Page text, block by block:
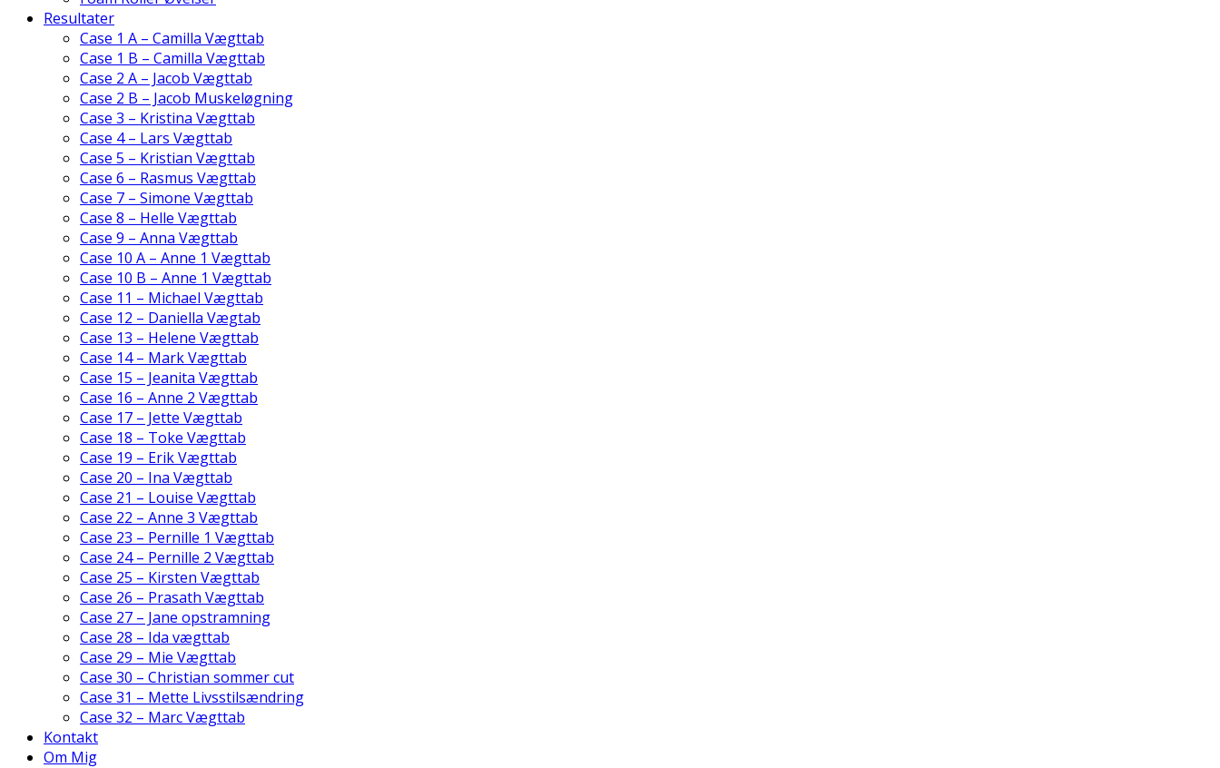
Resultater
Case 1 A – Camilla Vægttab
Case 1 B – Camilla Vægttab
Case 2 A – Jacob Vægttab
Case 2 B – Jacob Muskeløgning
Case 3 – Kristina Vægttab
Case 4 – Lars Vægttab
Case 5 – Kristian Vægttab
Case 6 – Rasmus Vægttab
Case 7 – Simone Vægttab
Case 8 – Helle Vægttab
Case 9 – Anna Vægttab
Case 10 A – Anne 1 Vægttab
Case 10 B – Anne 1 Vægttab
Case 11 – Michael Vægttab
Case 12 – Daniella Vægtab
Case 13 – Helene Vægttab
Case 14 – Mark Vægttab
Case 15 – Jeanita Vægttab
Case 16 – Anne 2 Vægttab
Case 17 – Jette Vægttab
Case 18 – Toke Vægttab
Case 19 – Erik Vægttab
Case 20 – Ina Vægttab
Case 21 – Louise Vægttab
Case 22 – Anne 3 Vægttab
Case 23 – Pernille 1 Vægttab
Case 24 – Pernille 2 Vægttab
Case 25 – Kirsten Vægttab
Case 26 – Prasath Vægttab
Case 27 – Jane opstramning
Case 28 – Ida vægttab
Case 29 – Mie Vægttab
Case 30 – Christian sommer cut
Case 31 – Mette Livsstilsændring
Case 32 – Marc Vægttab
Kontakt
Om Mig